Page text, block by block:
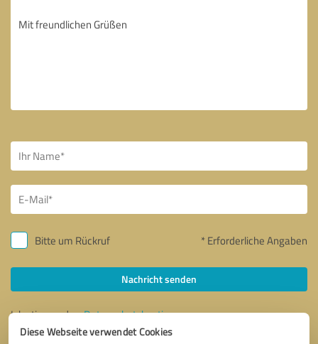
Diese Webseite verwendet Cookies
Bitte um Rückruf * Erforderliche Angaben
Nachricht senden
Ich stimme denDatenschutzbestimmungenzu.